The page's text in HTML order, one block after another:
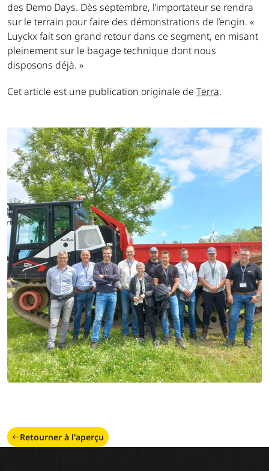
des Demo Days. Dès septembre, l’importateur se rendra
sur le terrain pour faire des démonstrations de l’engin. «
Luyckx fait son grand retour dans ce segment, en misant
pleinement sur le bagage technique dont nous
disposons déjà. »
Cet article est une publication originale de Terra.
Retourner à l'aperçu